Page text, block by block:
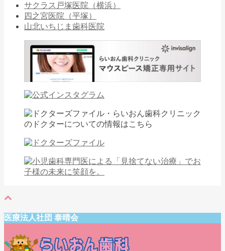
サクラス戸塚医院（横浜）
四之宮医院（平塚）
山北いちじま歯科医院
医療法人社団 泰晴会